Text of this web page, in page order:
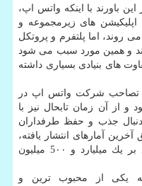
این باورند با اینكه واتس اپ،
های زیرمجموعه و
روند، اما پلتفرم و پروتكل
و همین مورد سبب می شود
های بنیادی بسیاری داشته
تصاحب شركت واتس اپ در
نمود و از آن زمان تابحال نیز با
جذب و حفظ طرفداران
آمارهای انتشار یافته،
و 5۰۰ میلیون
یكی از محبوب ترین و